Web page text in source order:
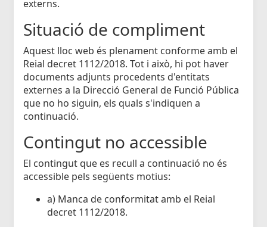
externs.
Situació de compliment
Aquest lloc web és plenament conforme amb el
Reial decret 1112/2018. Tot i això, hi pot haver
documents adjunts procedents d'entitats
externes a la Direcció General de Funció Pública
que no ho siguin, els quals s'indiquen a
continuació.
Contingut no accessible
El contingut que es recull a continuació no és
accessible pels següents motius:
a) Manca de conformitat amb el Reial
decret 1112/2018.